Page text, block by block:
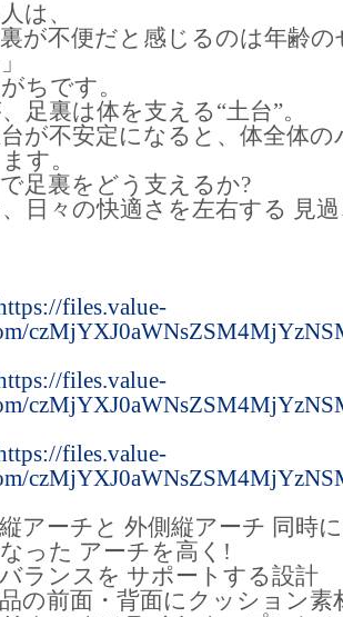
は、
裏が不便だと感じるのは年齢
ちです。
足裏は体を支える“土台”。
が不安定になると、体全体
す。
足裏をどう支えるか?
日々の快適さを左右する 見
files.value-
files.value-
files.value-
アーチと 外側縦アーチ 同時
った アーチを高く!
ランスを サポートする設計
の前面・背面にクッション素